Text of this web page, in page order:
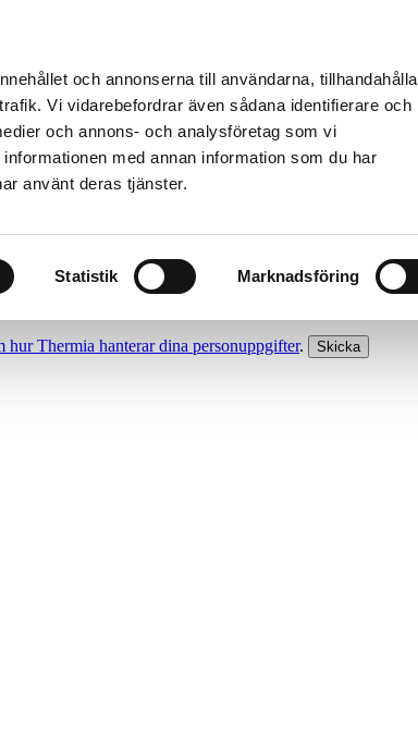
och annonserna till användarna, tillhandahålla
Vi vidarebefordrar även sådana identifierare och
och annons- och analysföretag som vi
med annan information som du har
använt deras tjänster.
Statistik Marknadsföring
hur Thermia hanterar dina personuppgifter.